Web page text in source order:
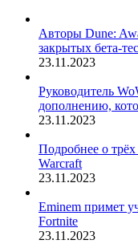
Авторы Dune:
закрытых бета-
23.11.2023
Руководитель
дополнению,
23.11.2023
Подробнее о
Warcraft
23.11.2023
Eminem примет
Fortnite
23.11.2023